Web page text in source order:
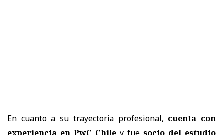
En cuanto a su trayectoria profesional, cuenta con
experiencia en PwC Chile y fue socio del estudio